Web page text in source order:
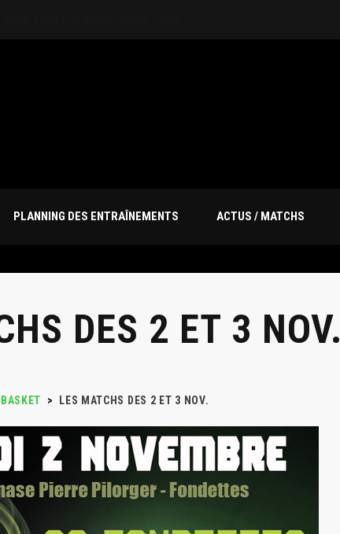
PLANNING DES ENTRAÎNEMENTS ACTUS / MATCHS
DES 2 ET 3 NOV.
> LES MATCHS DES 2 ET 3 NOV.